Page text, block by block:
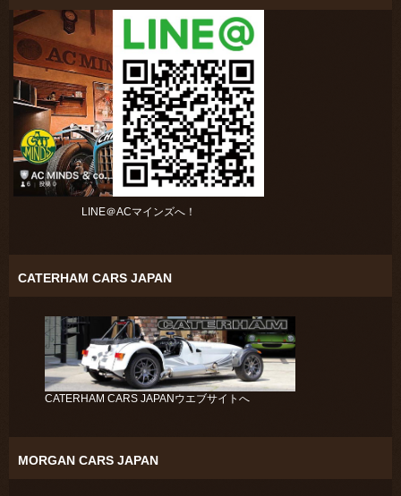
LINE＠ACマインズへ！
CATERHAM CARS JAPAN
CATERHAM CARS JAPANウエブサイトへ
MORGAN CARS JAPAN